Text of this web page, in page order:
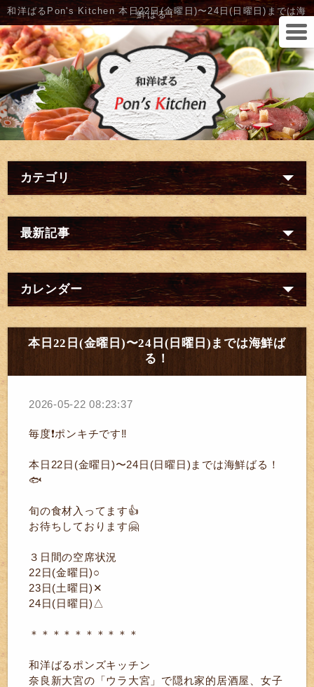
和洋ばるPon's Kitchen 本日22日(金曜日)〜24日(日曜日)までは海
鮮ばる！
カテゴリ
最新記事
カレンダー
本日22日(金曜日)〜24日(日曜日)までは海鮮ば
る！
2026-05-22 08:23:37
毎度❗ポンキチです‼️
本日22日(金曜日)〜24日(日曜日)までは海鮮ばる！
🐟️
旬の食材入ってます👍
お待ちしております🤗
３日間の空席状況
22日(金曜日)○
23日(土曜日)✕
24日(日曜日)△
＊＊＊＊＊＊＊＊＊＊
和洋ばるポンズキッチン
奈良新大宮の「ウラ大宮」で隠れ家的居酒屋、女子